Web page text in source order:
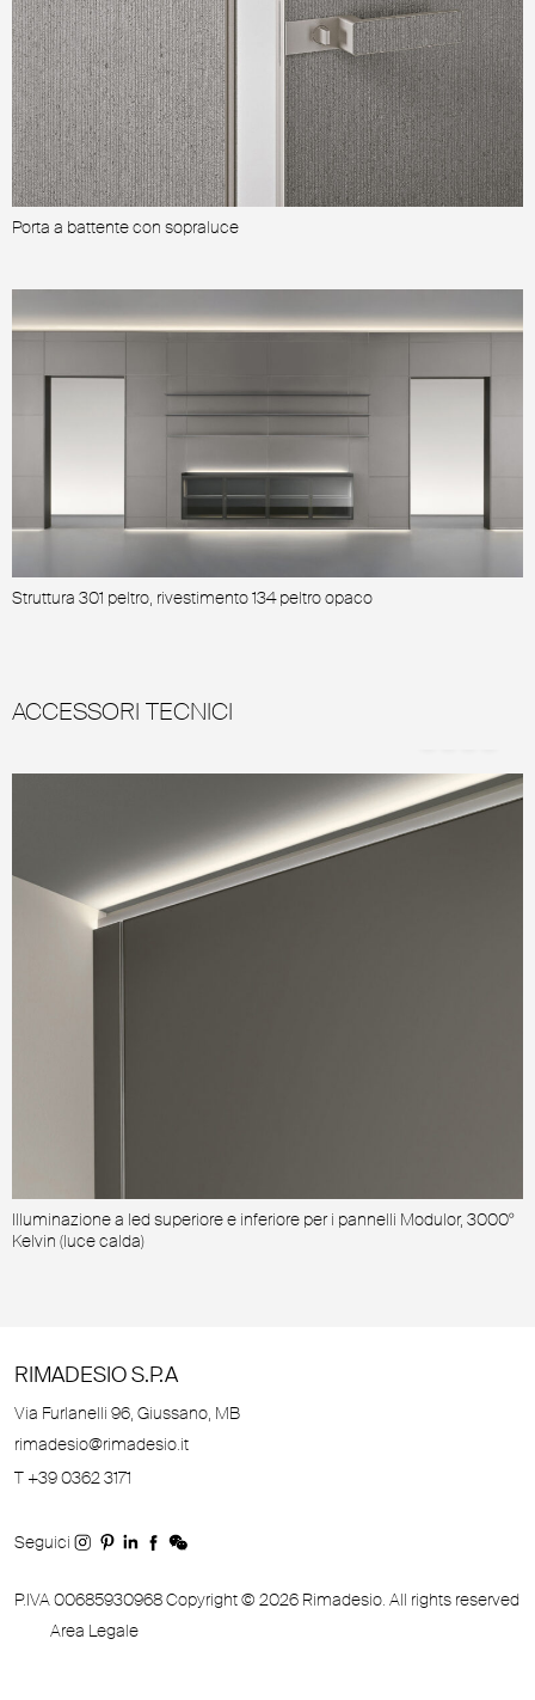
Porta a battente con sopraluce
Struttura 301 peltro, rivestimento 134 peltro opaco
Illuminazione a led superiore e inferiore per i pannelli Modulor, 3000°
Kelvin (luce calda)
ACCESSORI TECNICI
RIMADESIO S.P.A
Via Furlanelli 96, Giussano, MB
rimadesio@rimadesio.it
T +39 0362 3171
Seguici
P.IVA 00685930968 Copyright © 2026 Rimadesio. All rights reserved
Area Legale